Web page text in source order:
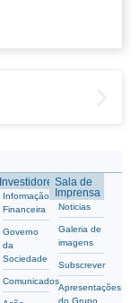
Investidores
Informação
Financeira
Governo
da
Sociedade
Comunicados
Sala de
Imprensa
Noticias
Galeria de
imagens
Subscrever
Apresentações
do Grupo